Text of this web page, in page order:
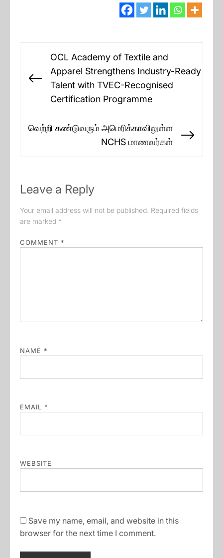
navigation
Previous
OCL Academy of Textile and
Apparel Strengthens Industry-Ready
Talent with TVEC-Recognised
Certification Programme
வெற்றி கண்டுவரும் அமெரிக்காவிலுள்ள
NCHS மாணவர்கள்
Leave a Reply
Your email address will not be published. Required fields
are marked *
COMMENT *
NAME *
EMAIL *
WEBSITE
Save my name, email, and website in this
browser for the next time I comment.